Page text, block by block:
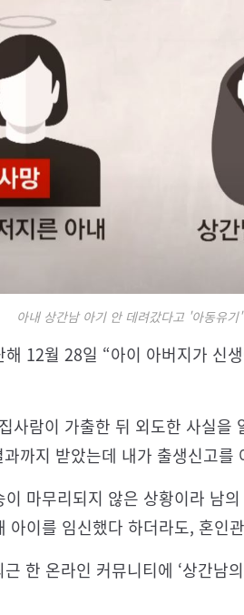
아내 상간남 아기 안 데려갔다고 '아동유
12월 28일 “아이 아버지가 신
사람이 가출한 뒤 외도한 사실을
과까지 받았는데 내가 출생신고
마무리되지 않은 상황이라 남
아이를 임신했다 하더라도, 혼인
한 온라인 커뮤니티에 ‘상간남